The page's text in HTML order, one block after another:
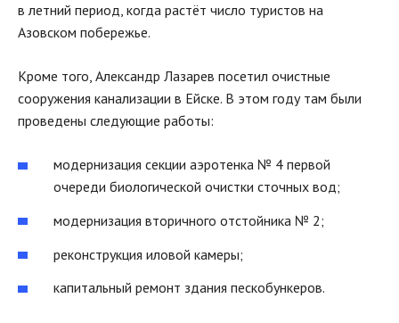
в летний период, когда растёт число туристов на
Азовском побережье.
Кроме того, Александр Лазарев посетил очистные
сооружения канализации в Ейске. В этом году там были
проведены следующие работы:
модернизация секции аэротенка № 4 первой
очереди биологической очистки сточных вод;
модернизация вторичного отстойника № 2;
реконструкция иловой камеры;
капитальный ремонт здания пескобункеров.